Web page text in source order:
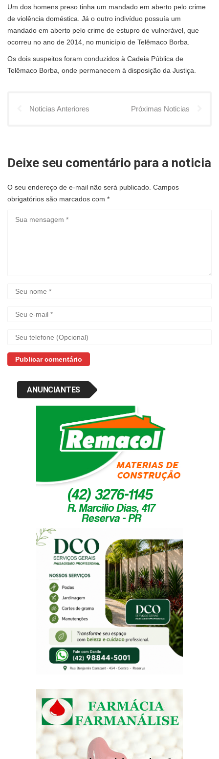
Um dos homens preso tinha um mandado em aberto pelo crime
de violência doméstica. Já o outro indivíduo possuía um
mandado em aberto pelo crime de estupro de vulnerável, que
ocorreu no ano de 2014, no município de Telêmaco Borba.
Os dois suspeitos foram conduzidos à Cadeia Pública de
Telêmaco Borba, onde permanecem à disposição da Justiça.
Noticias Anteriores Próximas Noticias
Deixe seu comentário para a noticia
O seu endereço de e-mail não será publicado. Campos
obrigatórios são marcados com *
ANUNCIANTES